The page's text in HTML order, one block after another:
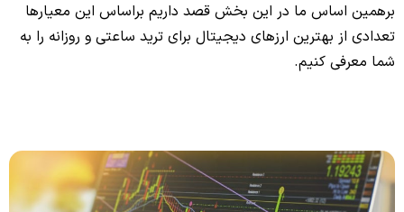
برهمین اساس ما در این بخش قصد داریم براساس این معیارها
تعدادی از بهترین ارزهای دیجیتال برای ترید ساعتی و روزانه را به
شما معرفی کنیم.